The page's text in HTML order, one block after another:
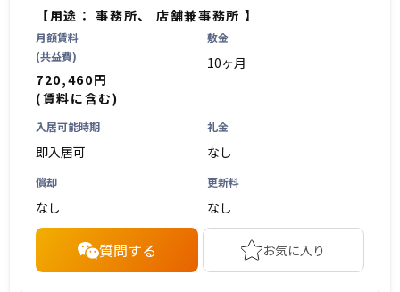
【用途：事務所、 店舗兼事務所 】
月額賃料
(共益費)
720,460円
(賃料に含む)
敷金
10ヶ月
入居可能時期
即入居可
礼金
なし
償却
なし
更新料
なし
質問する お気に入り